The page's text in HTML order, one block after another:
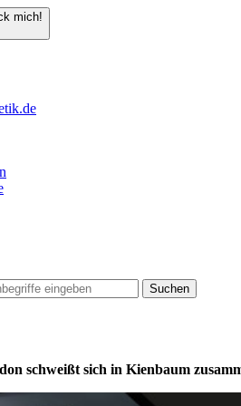
mich!
Suchen
schweißt sich in Kienbaum